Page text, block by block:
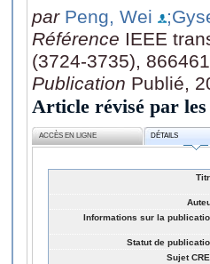
par Peng, Wei
Référence IEEE
(3724-3735),
Publication Publié,
Article révisé par
ACCÈS EN LIGNE DÉTAILS
Informations sur la
Statut de
Sujet